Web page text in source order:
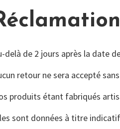
delà de 2 jours après la date
retour ne sera accepté
produits étant fabriqués
sont données à titre